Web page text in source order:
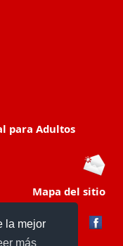
la mejor
más
para Adultos
Mapa del sitio